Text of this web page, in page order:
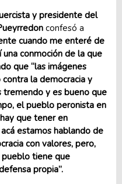
y presidente del
confesó a
cuando me enteré de
conmoción de la que
que “las imágenes
la democracia y
tremendo y es bueno que
el pueblo peronista en
que tener en
estamos hablando de
con valores, pero,
tiene que
propia”.